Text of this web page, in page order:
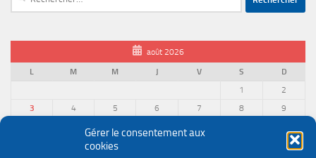
Gérer le consentement aux
cookies
août 2026
L
M M J V S
D
1
2
3
4 5 6 7 8
9
12
19 23